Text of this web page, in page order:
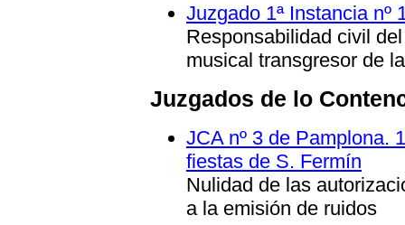
Juzgado 1ª Instancia nº
Responsabilidad civil
musical transgresor de
Juzgados de lo
JCA nº 3 de Pamplona.
fiestas de S. Fermín
Nulidad de las
a la emisión de ruidos